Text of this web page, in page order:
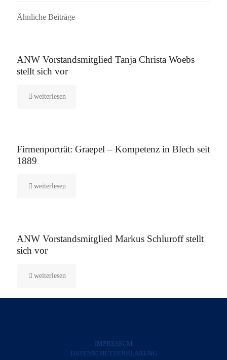
Ähnliche Beiträge
ANW Vorstandsmitglied Tanja Christa Woebs
stellt sich vor
weiterlesen
Firmenporträt: Graepel – Kompetenz in Blech seit
1889
weiterlesen
ANW Vorstandsmitglied Markus Schluroff stellt
sich vor
weiterlesen
IMPRESSUM
DATENSCHUTZERKLÄRUNG